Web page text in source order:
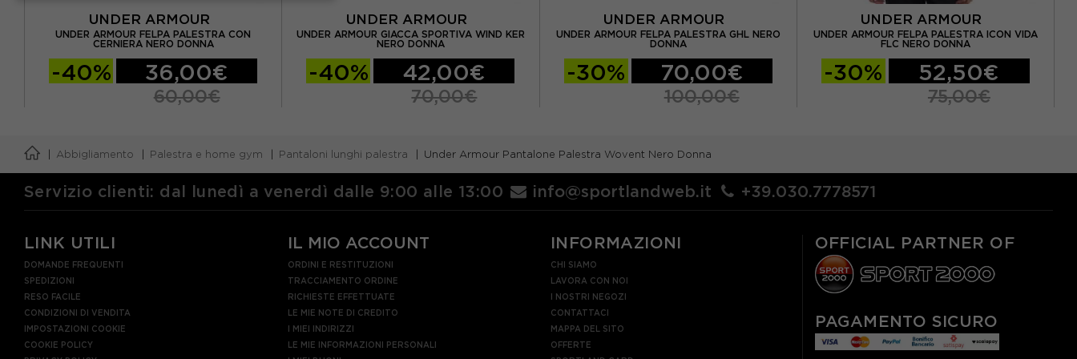
UNDER ARMOUR
UNDER ARMOUR FELPA PALESTRA CON
CERNIERA NERO DONNA
-40% 36,00€
60,00€
UNDER ARMOUR
UNDER ARMOUR GIACCA SPORTIVA WIND KER
NERO DONNA
-40% 42,00€
70,00€
UNDER ARMOUR
UNDER ARMOUR FELPA PALESTRA GHL NERO
DONNA
-30% 70,00€
100,00€
UNDER ARMOUR
UNDER ARMOUR FELPA PALESTRA ICON VIDA
FLC NERO DONNA
-30% 52,50€
75,00€
Abbigliamento Palestra e home gym Pantaloni lunghi palestra Under Armour Pantalone Palestra Wovent Nero Donna
Servizio clienti: dal lunedì a venerdì dalle 9:00 alle 13:00 info@sportlandweb.it +39.030.7778571
LINK UTILI
DOMANDE FREQUENTI
SPEDIZIONI
RESO FACILE
CONDIZIONI DI VENDITA
IMPOSTAZIONI COOKIE
COOKIE POLICY
IL MIO ACCOUNT
ORDINI E RESTITUZIONI
TRACCIAMENTO ORDINE
RICHIESTE EFFETTUATE
LE MIE NOTE DI CREDITO
I MIEI INDIRIZZI
LE MIE INFORMAZIONI PERSONALI
INFORMAZIONI
CHI SIAMO
LAVORA CON NOI
I NOSTRI NEGOZI
CONTATTACI
MAPPA DEL SITO
OFFERTE
OFFICIAL PARTNER OF
PAGAMENTO SICURO